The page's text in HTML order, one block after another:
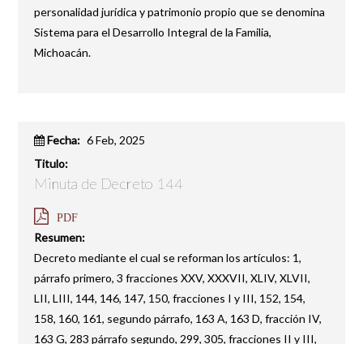
personalidad jurídica y patrimonio propio que se denomina
Sistema para el Desarrollo Integral de la Familia,
Michoacán.
Fecha: 6 Feb, 2025
Titulo:
Minuta de Decreto 144
PDF
Resumen:
Decreto mediante el cual se reforman los artículos: 1,
párrafo primero, 3 fracciones XXV, XXXVII, XLIV, XLVII,
LII, LIII, 144, 146, 147, 150, fracciones I y III, 152, 154,
158, 160, 161, segundo párrafo, 163 A, 163 D, fracción IV,
163 G, 283 párrafo segundo, 299, 305, fracciones II y III,